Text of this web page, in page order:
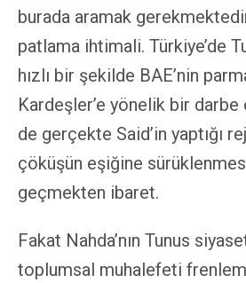
burada aramak
patlama ihtimali. Türkiye’de
hızlı bir şekilde BAE’nin
Kardeşler’e yönelik bir
de gerçekte Said’in yaptığı
çöküşün eşiğine
geçmekten ibaret.
Fakat Nahda’nın Tunus
toplumsal muhalefeti